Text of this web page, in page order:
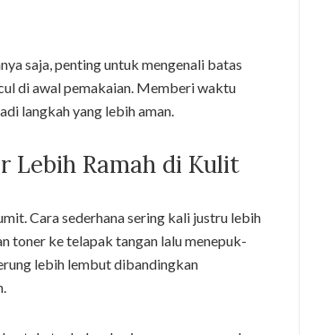
saja, penting untuk mengenali batas
di awal pemakaian. Memberi waktu
langkah yang lebih aman.
Lebih Ramah di Kulit
Cara sederhana sering kali justru lebih
toner ke telapak tangan lalu menepuk-
lebih lembut dibandingkan